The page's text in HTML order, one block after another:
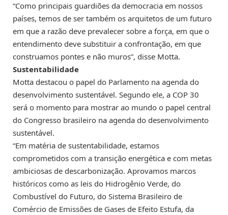
“Como principais guardiões da democracia em nossos
países, temos de ser também os arquitetos de um futuro
em que a razão deve prevalecer sobre a força, em que o
entendimento deve substituir a confrontação, em que
construamos pontes e não muros”, disse Motta.
Sustentabilidade
Motta destacou o papel do Parlamento na agenda do
desenvolvimento sustentável. Segundo ele, a COP 30
será o momento para mostrar ao mundo o papel central
do Congresso brasileiro na agenda do desenvolvimento
sustentável.
“Em matéria de sustentabilidade, estamos
comprometidos com a transição energética e com metas
ambiciosas de descarbonização. Aprovamos marcos
históricos como as leis do Hidrogênio Verde, do
Combustível do Futuro, do Sistema Brasileiro de
Comércio de Emissões de Gases de Efeito Estufa, da